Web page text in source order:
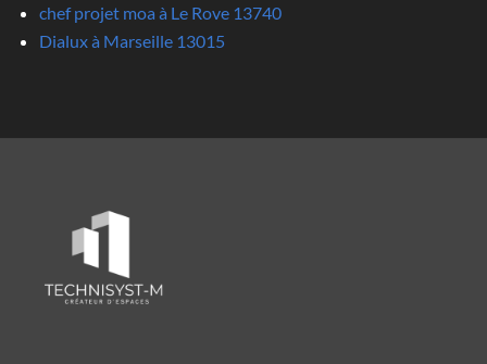
chef projet moa à Le Rove 13740
Dialux à Marseille 13015